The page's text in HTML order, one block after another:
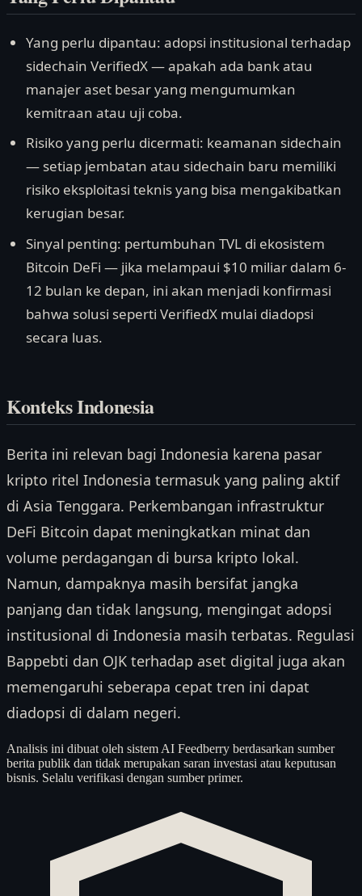
Yang perlu dipantau: adopsi institusional terhadap
sidechain VerifiedX — apakah ada bank atau
manajer aset besar yang mengumumkan
kemitraan atau uji coba.
Risiko yang perlu dicermati: keamanan sidechain
— setiap jembatan atau sidechain baru memiliki
risiko eksploitasi teknis yang bisa mengakibatkan
kerugian besar.
Sinyal penting: pertumbuhan TVL di ekosistem
Bitcoin DeFi — jika melampaui $10 miliar dalam 6-
12 bulan ke depan, ini akan menjadi konfirmasi
bahwa solusi seperti VerifiedX mulai diadopsi
secara luas.
Konteks Indonesia
Berita ini relevan bagi Indonesia karena pasar
kripto ritel Indonesia termasuk yang paling aktif
di Asia Tenggara. Perkembangan infrastruktur
DeFi Bitcoin dapat meningkatkan minat dan
volume perdagangan di bursa kripto lokal.
Namun, dampaknya masih bersifat jangka
panjang dan tidak langsung, mengingat adopsi
institusional di Indonesia masih terbatas. Regulasi
Bappebti dan OJK terhadap aset digital juga akan
memengaruhi seberapa cepat tren ini dapat
diadopsi di dalam negeri.
Analisis ini dibuat oleh sistem AI Feedberry berdasarkan sumber
berita publik dan tidak merupakan saran investasi atau keputusan
bisnis. Selalu verifikasi dengan sumber primer.